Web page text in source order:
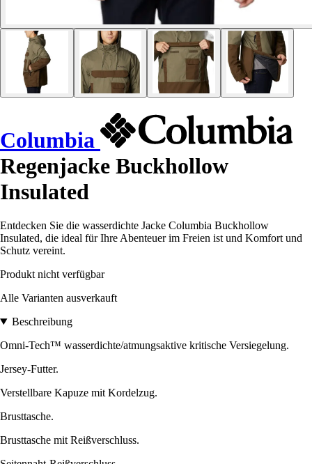
Columbia
Regenjacke Buckhollow
Insulated
Entdecken Sie die wasserdichte Jacke Columbia Buckhollow
Insulated, die ideal für Ihre Abenteuer im Freien ist und Komfort und
Schutz vereint.
Produkt nicht verfügbar
Alle Varianten ausverkauft
Beschreibung
Omni-Tech™ wasserdichte/atmungsaktive kritische Versiegelung.
Jersey-Futter.
Verstellbare Kapuze mit Kordelzug.
Brusttasche.
Brusttasche mit Reißverschluss.